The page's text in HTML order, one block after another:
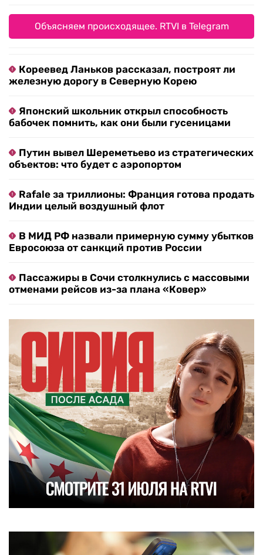
Объясняем происходящее. RTVI в Telegram
Кореевед Ланьков рассказал, построят ли
железную дорогу в Северную Корею
Японский школьник открыл способность
бабочек помнить, как они были гусеницами
Путин вывел Шереметьево из стратегических
объектов: что будет с аэропортом
Rafale за триллионы: Франция готова продать
Индии целый воздушный флот
В МИД РФ назвали примерную сумму убытков
Евросоюза от санкций против России
Пассажиры в Сочи столкнулись с массовыми
отменами рейсов из-за плана «Ковер»